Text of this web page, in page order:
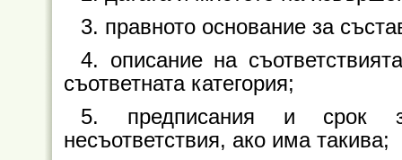
3. правното основание за
4. описание на
съответната категория;
5. предписания и срок
несъответствия, ако има такива;